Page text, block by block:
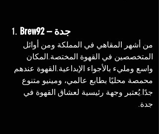
1. Brew92 – جدة
من أشهر المقاهي في المملكة ومن أوائل
المتخصصين في القهوة المختصة.المكان
واسع ومليء بالأجواء الإبداعية.القهوة عندهم
محمصة محليًا بطابع عالمي، ومينيو متنوع
جدًا.يُعتبر وجهة رئيسية لعشاق القهوة في
جدة.